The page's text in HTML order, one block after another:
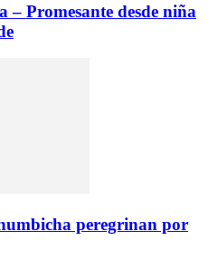
– Promesante desde niña
peregrinan por